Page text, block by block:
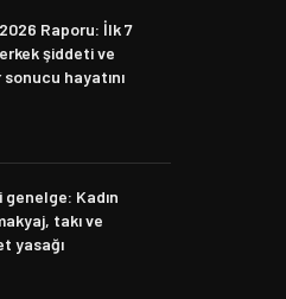
Raporu: İlk 7
şiddeti ve
hayatını
Kadın
takı ve
yasağı